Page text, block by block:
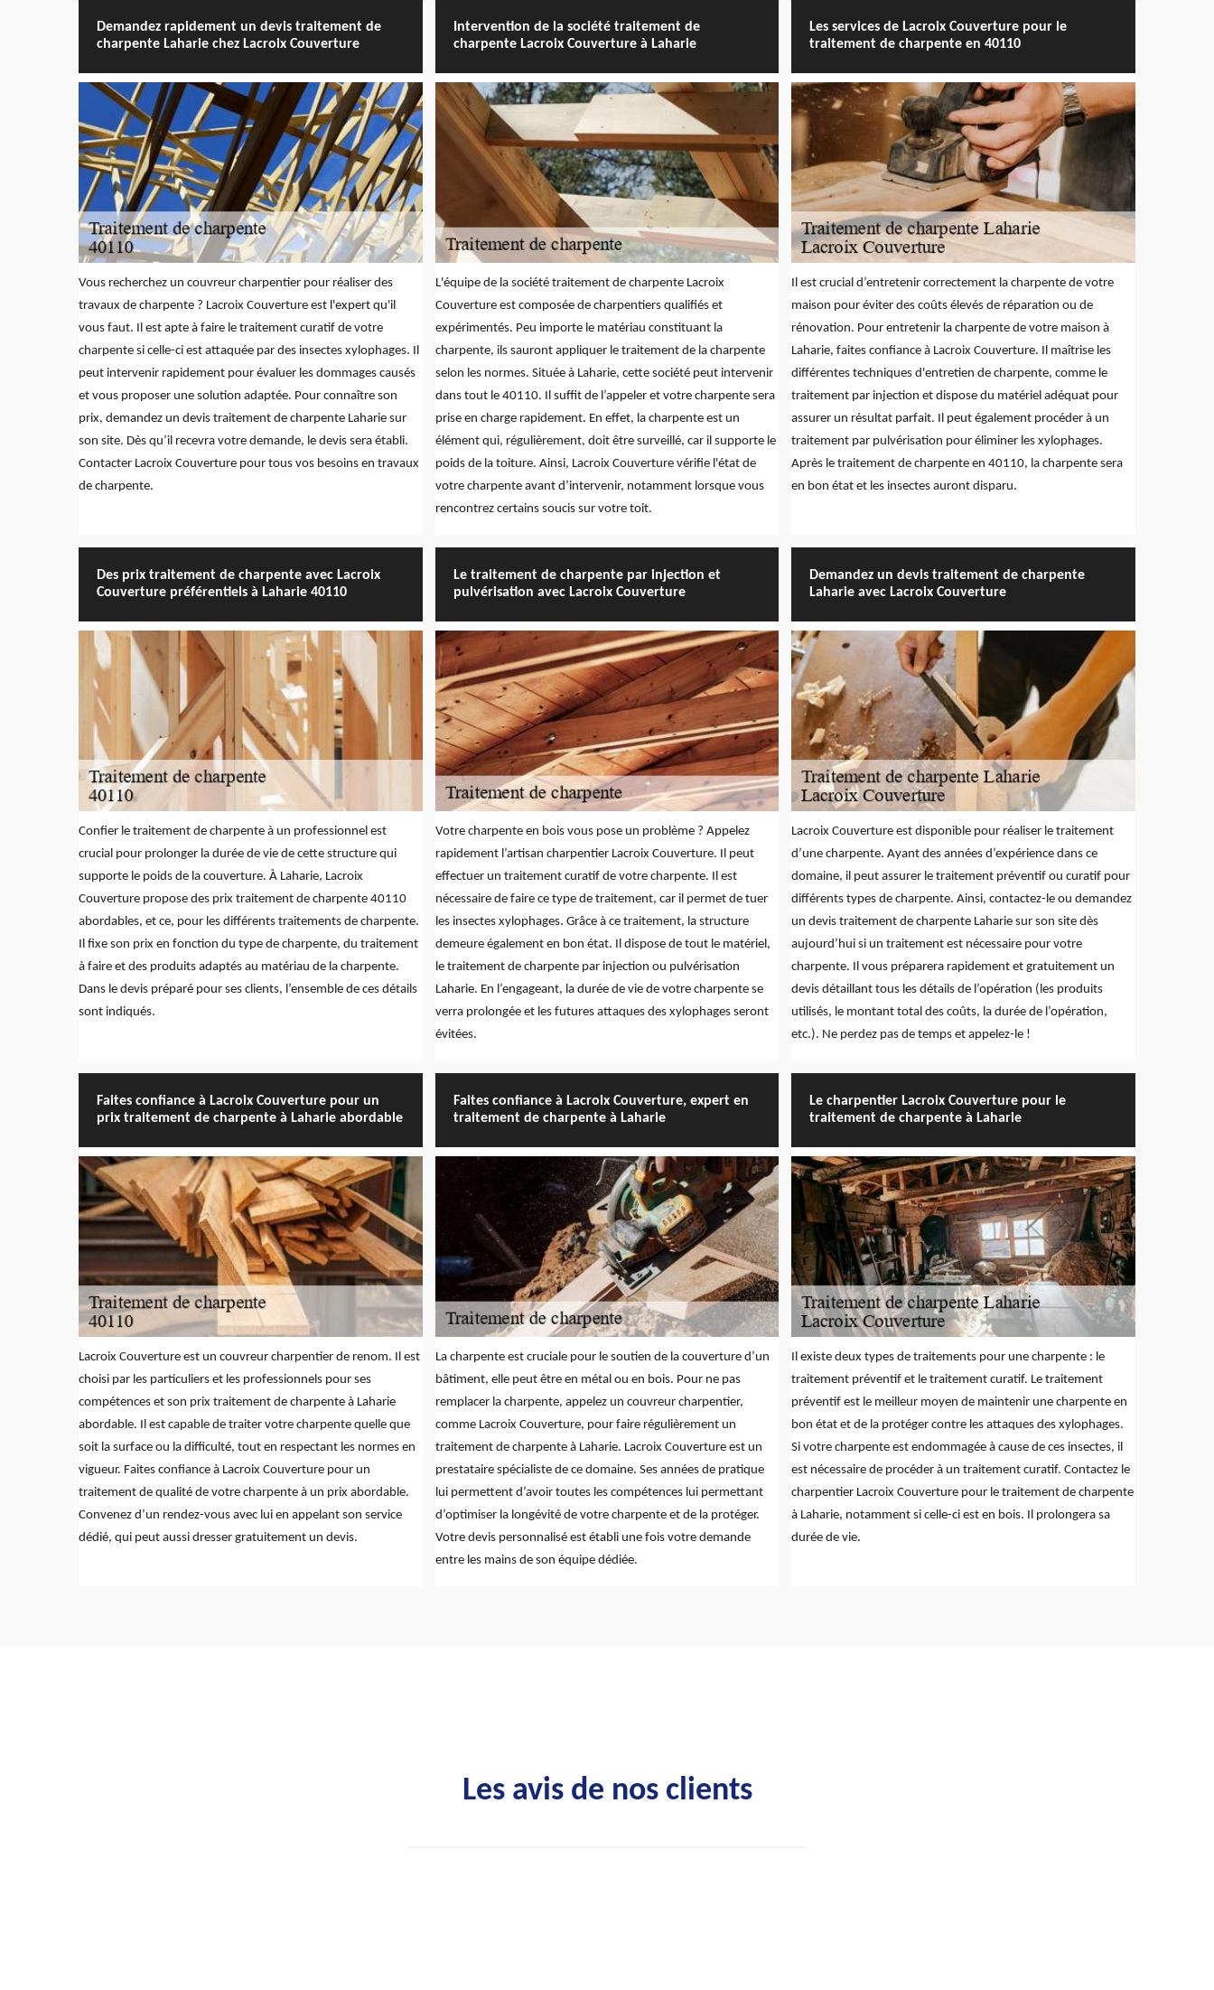
Demandez rapidement un devis traitement de
charpente Laharie chez Lacroix Couverture
Vous recherchez un couvreur charpentier pour réaliser des
travaux de charpente ? Lacroix Couverture est l'expert qu'il
vous faut. Il est apte à faire le traitement curatif de votre
charpente si celle-ci est attaquée par des insectes xylophages. Il
peut intervenir rapidement pour évaluer les dommages causés
et vous proposer une solution adaptée. Pour connaître son
prix, demandez un devis traitement de charpente Laharie sur
son site. Dès qu’il recevra votre demande, le devis sera établi.
Contacter Lacroix Couverture pour tous vos besoins en travaux
de charpente.
Intervention de la société traitement de
charpente Lacroix Couverture à Laharie
L'équipe de la société traitement de charpente Lacroix
Couverture est composée de charpentiers qualifiés et
expérimentés. Peu importe le matériau constituant la
charpente, ils sauront appliquer le traitement de la charpente
selon les normes. Située à Laharie, cette société peut intervenir
dans tout le 40110. Il suffit de l’appeler et votre charpente sera
prise en charge rapidement. En effet, la charpente est un
élément qui, régulièrement, doit être surveillé, car il supporte le
poids de la toiture. Ainsi, Lacroix Couverture vérifie l'état de
votre charpente avant d’intervenir, notamment lorsque vous
rencontrez certains soucis sur votre toit.
Les services de Lacroix Couverture pour le
traitement de charpente en 40110
Il est crucial d’entretenir correctement la charpente de votre
maison pour éviter des coûts élevés de réparation ou de
rénovation. Pour entretenir la charpente de votre maison à
Laharie, faites confiance à Lacroix Couverture. Il maîtrise les
différentes techniques d'entretien de charpente, comme le
traitement par injection et dispose du matériel adéquat pour
assurer un résultat parfait. Il peut également procéder à un
traitement par pulvérisation pour éliminer les xylophages.
Après le traitement de charpente en 40110, la charpente sera
en bon état et les insectes auront disparu.
Des prix traitement de charpente avec Lacroix
Couverture préférentiels à Laharie 40110
Confier le traitement de charpente à un professionnel est
crucial pour prolonger la durée de vie de cette structure qui
supporte le poids de la couverture. À Laharie, Lacroix
Couverture propose des prix traitement de charpente 40110
abordables, et ce, pour les différents traitements de charpente.
Il fixe son prix en fonction du type de charpente, du traitement
à faire et des produits adaptés au matériau de la charpente.
Dans le devis préparé pour ses clients, l’ensemble de ces détails
sont indiqués.
Le traitement de charpente par injection et
pulvérisation avec Lacroix Couverture
Votre charpente en bois vous pose un problème ? Appelez
rapidement l’artisan charpentier Lacroix Couverture. Il peut
effectuer un traitement curatif de votre charpente. Il est
nécessaire de faire ce type de traitement, car il permet de tuer
les insectes xylophages. Grâce à ce traitement, la structure
demeure également en bon état. Il dispose de tout le matériel,
le traitement de charpente par injection ou pulvérisation
Laharie. En l’engageant, la durée de vie de votre charpente se
verra prolongée et les futures attaques des xylophages seront
évitées.
Demandez un devis traitement de charpente
Laharie avec Lacroix Couverture
Lacroix Couverture est disponible pour réaliser le traitement
d’une charpente. Ayant des années d’expérience dans ce
domaine, il peut assurer le traitement préventif ou curatif pour
différents types de charpente. Ainsi, contactez-le ou demandez
un devis traitement de charpente Laharie sur son site dès
aujourd’hui si un traitement est nécessaire pour votre
charpente. Il vous préparera rapidement et gratuitement un
devis détaillant tous les détails de l’opération (les produits
utilisés, le montant total des coûts, la durée de l’opération,
etc.). Ne perdez pas de temps et appelez-le !
Faites confiance à Lacroix Couverture pour un
prix traitement de charpente à Laharie abordable
Lacroix Couverture est un couvreur charpentier de renom. Il est
choisi par les particuliers et les professionnels pour ses
compétences et son prix traitement de charpente à Laharie
abordable. Il est capable de traiter votre charpente quelle que
soit la surface ou la difficulté, tout en respectant les normes en
vigueur. Faites confiance à Lacroix Couverture pour un
traitement de qualité de votre charpente à un prix abordable.
Convenez d’un rendez-vous avec lui en appelant son service
dédié, qui peut aussi dresser gratuitement un devis.
Faites confiance à Lacroix Couverture, expert en
traitement de charpente à Laharie
La charpente est cruciale pour le soutien de la couverture d’un
bâtiment, elle peut être en métal ou en bois. Pour ne pas
remplacer la charpente, appelez un couvreur charpentier,
comme Lacroix Couverture, pour faire régulièrement un
traitement de charpente à Laharie. Lacroix Couverture est un
prestataire spécialiste de ce domaine. Ses années de pratique
lui permettent d’avoir toutes les compétences lui permettant
d’optimiser la longévité de votre charpente et de la protéger.
Votre devis personnalisé est établi une fois votre demande
entre les mains de son équipe dédiée.
Le charpentier Lacroix Couverture pour le
traitement de charpente à Laharie
Il existe deux types de traitements pour une charpente : le
traitement préventif et le traitement curatif. Le traitement
préventif est le meilleur moyen de maintenir une charpente en
bon état et de la protéger contre les attaques des xylophages.
Si votre charpente est endommagée à cause de ces insectes, il
est nécessaire de procéder à un traitement curatif. Contactez le
charpentier Lacroix Couverture pour le traitement de charpente
à Laharie, notamment si celle-ci est en bois. Il prolongera sa
durée de vie.
Les avis de nos clients